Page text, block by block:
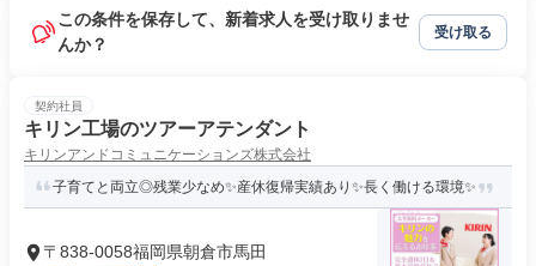
この条件を保存して、新着求人を受け取りませ
んか？
受け取る
契約社員
キリン工場のツアーアテンダント
キリンアンドコミュニケーションズ株式会社
子育てと両立◎残業少なめ✨産休復帰実績あり✨長く働ける環境✨
〒838-0058福岡県朝倉市馬田